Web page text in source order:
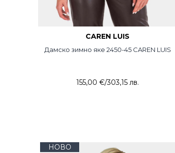
CAREN LUIS
Дамско зимно яке 2450-45 CAREN LUIS
155,00 €/303,15 лв.
НОВО